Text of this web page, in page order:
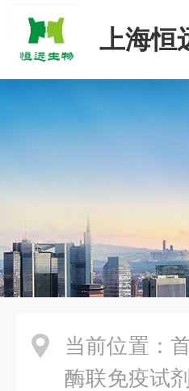
上海恒
当前位置：
酶联免疫试